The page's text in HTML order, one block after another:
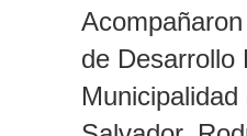
de Desarrollo
Municipalidad